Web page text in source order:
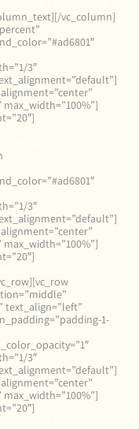
vc_column]
3″
3″
text_align=”left”
1-
3″